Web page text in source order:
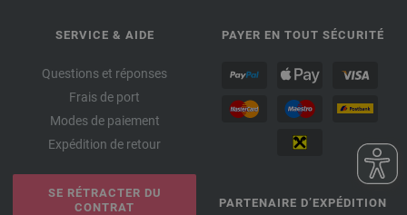
SERVICE & AIDE
Questions et réponses
Frais de port
Modes de paiement
Expédition de retour
SE RÉTRACTER DU
CONTRAT
PAYER EN TOUT SÉCURITÉ
PARTENAIRE D’EXPÉDITION